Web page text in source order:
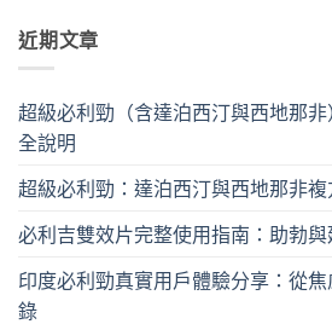
近期文章
超級必利勁（含達泊西汀與西地那
全說明
超級必利勁：達泊西汀與西地那非
必利吉雙效片完整使用指南：助勃
印度必利勁真實用戶體驗分享：從
錄